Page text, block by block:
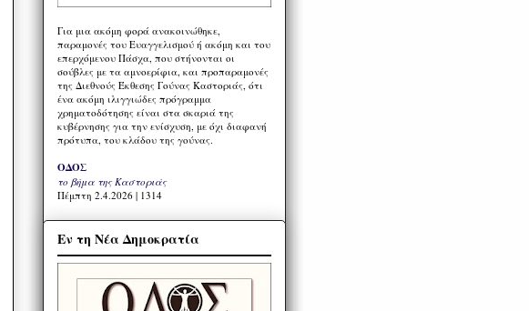
Για μια ακόμη φορά ανακοινώθηκε,
παραμονές του Ευαγγελισμού ή ακόμη και του
επερχόμενου Πάσχα, που στήνονται οι
σούβλες με τα αμνοερίφια, και προπαραμονές
της Διεθνούς Έκθεσης Γούνας Καστοριάς, ότι
ένα ακόμη ιλιγγιώδες πρόγραμμα
χρηματοδότησης είναι στα σκαριά της
κυβέρνησης για την ενίσχυση, με όχι διαφανή
πρότυπα, του κλάδου της γούνας.
ΟΔΟΣ
το βήμα της Καστοριάς
Πέμπτη 2.4.2026 | 1314
Εν τη Νέα Δημοκρατία